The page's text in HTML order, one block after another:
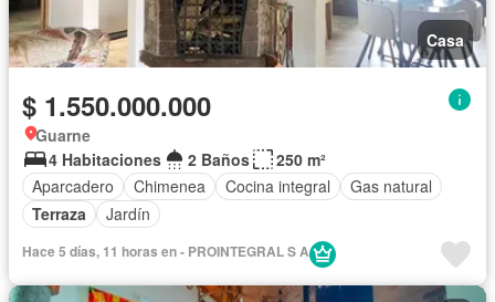
Casa
$ 1.550.000.000
Guarne
4 Habitaciones
2 Baños
250 m²
Aparcadero
Chimenea Cocina integral
Gas natural
Terraza
Jardín
Hace 5 días, 11 horas en - PROINTEGRAL S A